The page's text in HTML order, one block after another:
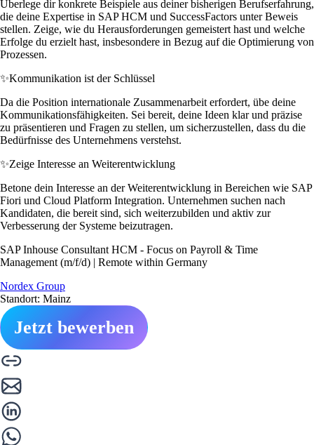
Überlege dir konkrete Beispiele aus deiner bisherigen Berufserfahrung,
die deine Expertise in SAP HCM und SuccessFactors unter Beweis
stellen. Zeige, wie du Herausforderungen gemeistert hast und welche
Erfolge du erzielt hast, insbesondere in Bezug auf die Optimierung von
Prozessen.
✨Kommunikation ist der Schlüssel
Da die Position internationale Zusammenarbeit erfordert, übe deine
Kommunikationsfähigkeiten. Sei bereit, deine Ideen klar und präzise
zu präsentieren und Fragen zu stellen, um sicherzustellen, dass du die
Bedürfnisse des Unternehmens verstehst.
✨Zeige Interesse an Weiterentwicklung
Betone dein Interesse an der Weiterentwicklung in Bereichen wie SAP
Fiori und Cloud Platform Integration. Unternehmen suchen nach
Kandidaten, die bereit sind, sich weiterzubilden und aktiv zur
Verbesserung der Systeme beizutragen.
SAP Inhouse Consultant HCM - Focus on Payroll & Time
Management (m/f/d) | Remote within Germany
Nordex Group
Standort: Mainz
Jetzt bewerben